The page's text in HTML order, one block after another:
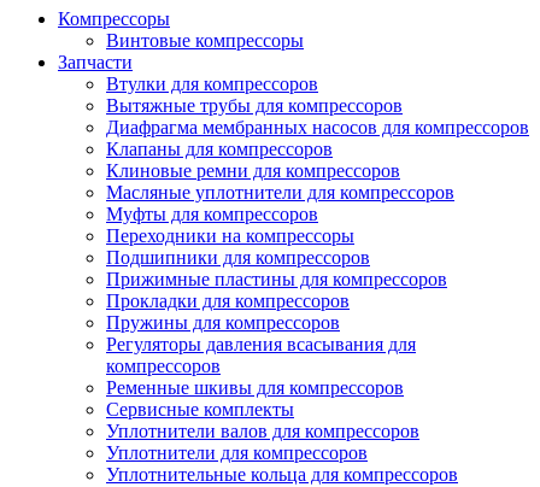
Компрессоры
Винтовые компрессоры
Запчасти
Втулки для компрессоров
Вытяжные трубы для компрессоров
Диафрагма мембранных насосов для компрессоров
Клапаны для компрессоров
Клиновые ремни для компрессоров
Масляные уплотнители для компрессоров
Муфты для компрессоров
Переходники на компрессоры
Подшипники для компрессоров
Прижимные пластины для компрессоров
Прокладки для компрессоров
Пружины для компрессоров
Регуляторы давления всасывания для
компрессоров
Ременные шкивы для компрессоров
Сервисные комплекты
Уплотнители валов для компрессоров
Уплотнители для компрессоров
Уплотнительные кольца для компрессоров